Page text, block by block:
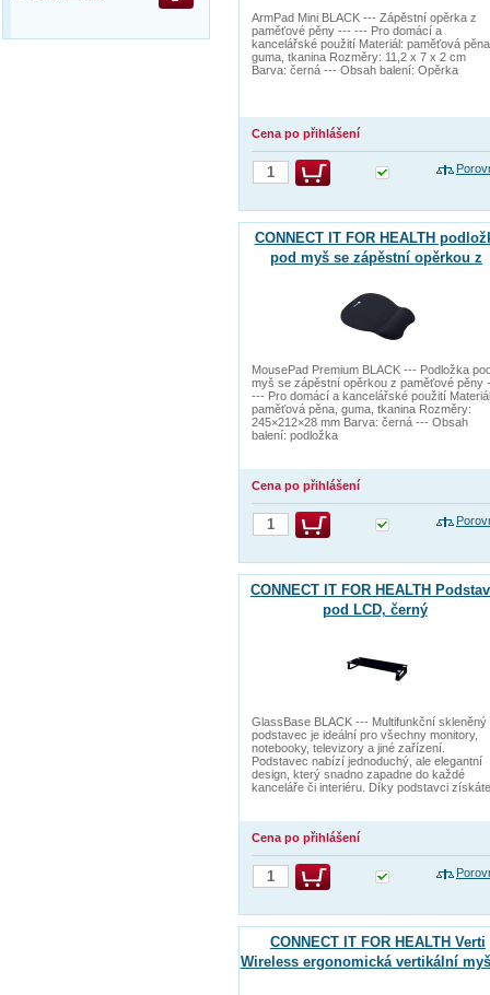
ArmPad Mini BLACK --- Zápěstní opěrka z
paměťové pěny --- --- Pro domácí a
kancelářské použití Materiál: paměťová
guma, tkanina Rozměry: 11,2 x 7 x 2 cm
Barva: černá --- Obsah balení: Opěrka
Cena po přihlášení
CONNECT IT FOR HEALTH
pod myš se zápěstní opěrkou z
MousePad Premium BLACK --- Podložka
myš se zápěstní opěrkou z paměťové pěny
--- Pro domácí a kancelářské použití
paměťová pěna, guma, tkanina Rozměry:
245×212×28 mm Barva: černá --- Obsah
balení: podložka
Cena po přihlášení
CONNECT IT FOR HEALTH
pod LCD, černý
GlassBase BLACK --- Multifunkční skleněný
podstavec je ideální pro všechny monitory,
notebooky, televizory a jiné zařízení.
Podstavec nabízí jednoduchý, ale elegantní
design, který snadno zapadne do každé
kanceláře či interiéru. Díky podstavci
Cena po přihlášení
CONNECT IT FOR HEALTH Verti
Wireless ergonomická vertikální